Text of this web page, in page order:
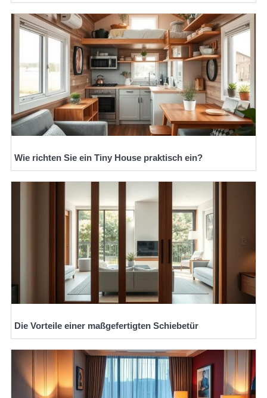
Wie richten Sie ein Tiny House praktisch ein?
Die Vorteile einer maßgefertigten Schiebetür